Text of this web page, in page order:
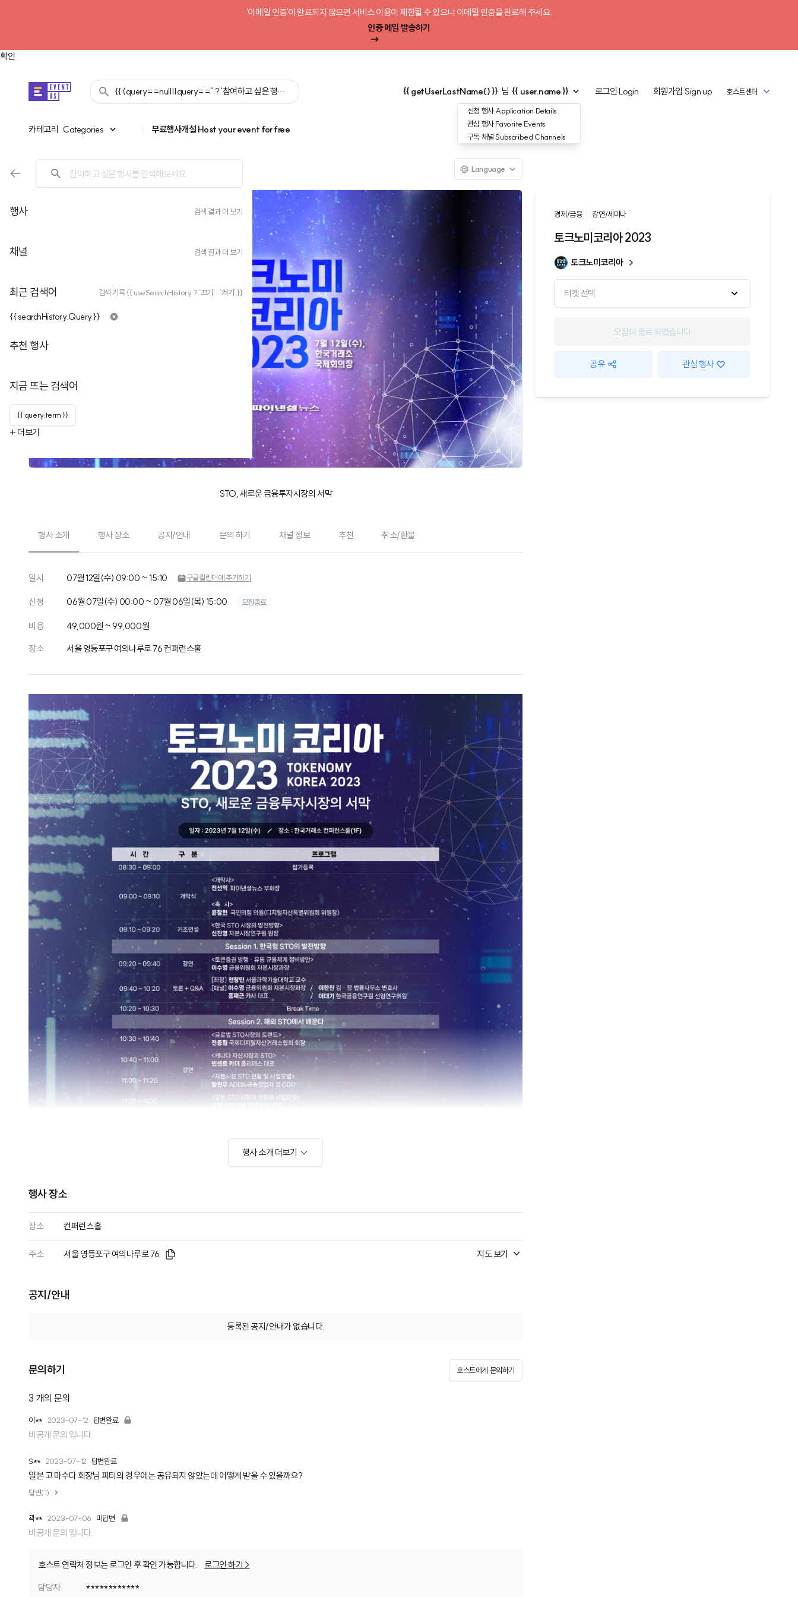
'이메일 인증'이 완료되지 않으면 서비스 이용이 제한될 수 있으니 이메일 인증을 완료해 주세요.
인증 메일 발송하기
확인
{{ (query==null||query=='' ? '참여하고 싶은 행사를 검색해 보세요':query) }} {{ getUserLastName() }} 님 {{ user.name }}
신청 행사Application Details
관심 행사Favorite Events
구독 채널 Subscribed Channels
로그인Login 회원가입 Sign up 호스트센터
카테고리 Categories
카테고리 | 무료행사개설 Host your event for free
행사 검색 결과 더 보기
채널 검색 결과 더 보기
최근 검색어 검색 기록 {{ useSearchHistory ? '끄기' : '켜기' }}
{{ searchHistory.Query }}
추천 행사
지금 뜨는 검색어
{{ query.term }}
+ 더보기
Language
STO, 새로운 금융투자시장의 서막
경제/금융 강연/세미나
토크노미코리아 2023
토크노미코리아
티켓 선택
모집이 종료 되었습니다
공유 관심 행사
행사 소개 행사 장소 공지/안내 문의 하기 채널 정보 추천 취소/환불
일시 07월 12일(수) 09:00 ~ 15:10 구글캘린더에 추가하기
신청 06월 07일(수) 00:00 ~ 07월 06일(목) 15:00 모집종료
비용
49,000원 ~ 99,000원
장소
서울 영등포구 여의나루로 76 컨퍼런스홀
행사 소개 더보기
행사 장소
장소 컨퍼런스홀
주소 서울 영등포구 여의나루로 76 지도 보기
공지/안내
등록된 공지/안내가 없습니다.
문의하기 호스트에게 문의하기
3 개의 문의
이** 2023-07-12 답변완료
비공개 문의 입니다.
S** 2023-07-12 답변완료
일본 고 마수다 회장님 피티의 경우에는 공유되지 않았는데 어떻게 받을 수 있을까요?
답변(1)
곽** 2023-07-06 미답변
비공개 문의 입니다.
호스트 연락처 정보는 로그인 후 확인 가능합니다.
로그인 하기 >
담당자
************